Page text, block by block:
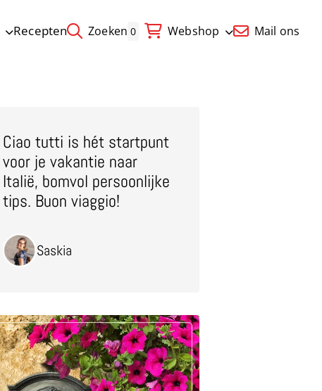
Recepten Zoeken 0 Webshop Mail ons
Ciao tutti is hét startpunt
voor je vakantie naar
Italië, bomvol persoonlijke
tips. Buon viaggio!
Saskia